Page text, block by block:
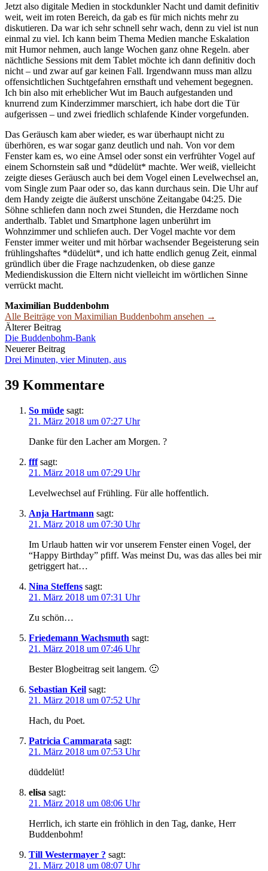
Jetzt also digitale Medien in stockdunkler Nacht und damit definitiv
weit, weit im roten Bereich, da gab es für mich nichts mehr zu
diskutieren. Da war ich sehr schnell sehr wach, denn zu viel ist nun
einmal zu viel. Ich kann beim Thema Medien manche Eskalation
mit Humor nehmen, auch lange Wochen ganz ohne Regeln. aber
nächtliche Sessions mit dem Tablet möchte ich dann definitiv doch
nicht – und zwar auf gar keinen Fall. Irgendwann muss man allzu
offensichtlichen Suchtgefahren ernsthaft und vehement begegnen.
Ich bin also mit erheblicher Wut im Bauch aufgestanden und
knurrend zum Kinderzimmer marschiert, ich habe dort die Tür
aufgerissen – und zwei friedlich schlafende Kinder vorgefunden.
Das Geräusch kam aber wieder, es war überhaupt nicht zu
überhören, es war sogar ganz deutlich und nah. Von vor dem
Fenster kam es, wo eine Amsel oder sonst ein verfrühter Vogel auf
einem Schornstein saß und *düdelüt* machte. Wer weiß, vielleicht
zeigte dieses Geräusch auch bei dem Vogel einen Levelwechsel an,
vom Single zum Paar oder so, das kann durchaus sein. Die Uhr auf
dem Handy zeigte die äußerst unschöne Zeitangabe 04:25. Die
Söhne schliefen dann noch zwei Stunden, die Herzdame noch
anderthalb. Tablet und Smartphone lagen unberührt im
Wohnzimmer und schliefen auch. Der Vogel machte vor dem
Fenster immer weiter und mit hörbar wachsender Begeisterung sein
frühlingshaftes *düdelüt*, und ich hatte endlich genug Zeit, einmal
gründlich über die Frage nachzudenken, ob diese ganze
Mediendiskussion die Eltern nicht vielleicht im wörtlichen Sinne
verrückt macht.
Maximilian Buddenbohm
Alle Beiträge von Maximilian Buddenbohm ansehen →
Beitrags-
Navigation
Älterer Beitrag
Die Buddenbohm-Bank
Neuerer Beitrag
Drei Minuten, vier Minuten, aus
39 Kommentare
So müde sagt:
21. März 2018 um 07:27 Uhr
Danke für den Lacher am Morgen. ?
fff sagt:
21. März 2018 um 07:29 Uhr
Levelwechsel auf Frühling. Für alle hoffentlich.
Anja Hartmann sagt:
21. März 2018 um 07:30 Uhr
Im Urlaub hatten wir vor unserem Fenster einen Vogel, der
“Happy Birthday” pfiff. Was meinst Du, was das alles bei mir
getriggert hat…
Nina Steffens sagt:
21. März 2018 um 07:31 Uhr
Zu schön…
Friedemann Wachsmuth sagt:
21. März 2018 um 07:46 Uhr
Bester Blogbeitrag seit langem. 🙂
Sebastian Keil sagt:
21. März 2018 um 07:52 Uhr
Hach, du Poet.
Patricia Cammarata sagt:
21. März 2018 um 07:53 Uhr
düddelüt!
elisa sagt:
21. März 2018 um 08:06 Uhr
Herrlich, ich starte ein fröhlich in den Tag, danke, Herr
Buddenbohm!
Till Westermayer ? sagt:
21. März 2018 um 08:07 Uhr